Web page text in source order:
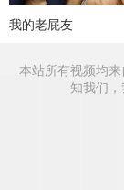
我的老屁友
本站所有视频均
知我们